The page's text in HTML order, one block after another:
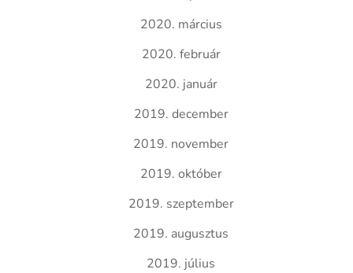
2020. március
2020. február
2020. január
2019. december
2019. november
2019. október
2019. szeptember
2019. augusztus
2019. július